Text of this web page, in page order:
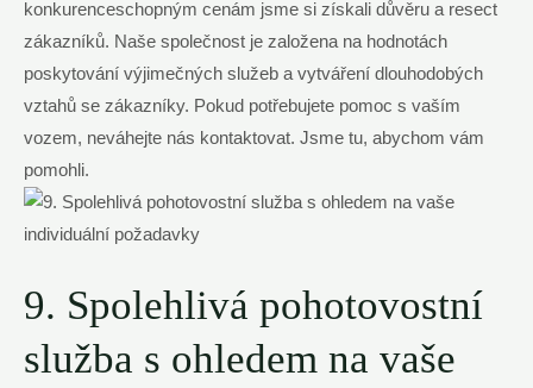
konkurenceschopným cenám jsme si získali důvěru a resect
zákazníků. Naše společnost je založena na hodnotách
poskytování výjimečných služeb a vytváření dlouhodobých
vztahů se zákazníky. Pokud potřebujete pomoc s vaším
vozem, neváhejte nás kontaktovat. Jsme tu, abychom vám
pomohli.
9. Spolehlivá pohotovostní
služba s ohledem na vaše